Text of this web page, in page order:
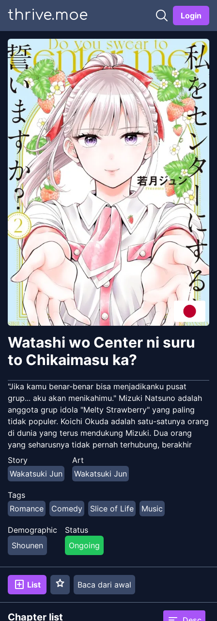
thrive.moe Login
Watashi wo Center ni suru
to Chikaimasu ka?
"Jika kamu benar-benar bisa menjadikanku pusat
grup... aku akan menikahimu." Mizuki Natsuno adalah
anggota grup idola "Melty Strawberry" yang paling
tidak populer. Koichi Okuda adalah satu-satunya orang
di dunia yang terus mendukung Mizuki. Dua orang
yang seharusnya tidak pernah terhubung, berakhir
dalam hubungan kerja sama di bawah satu atap, naik
dari peringkat terbawah hingga menjadi pemimpin
kelompok. Sebuah cerita tentang "Impian Jepang"
dimulai, saat mereka bekerja sama sebagai sebuah tim
untuk mencapai ketenaran di dunia hiburan!
Story
Wakatsuki Jun
Art
Wakatsuki Jun
Tags
Romance
Comedy Slice of Life Music
Demographic
Shounen
Status
Ongoing
add_box List star Baca dari awal
Chapter list